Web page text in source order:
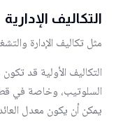
التكاليف الإدارية
مثل تكاليف الإدارة
التكاليف الأولية قد
السلوتيب، وخاصة في
يمكن أن يكون معدل